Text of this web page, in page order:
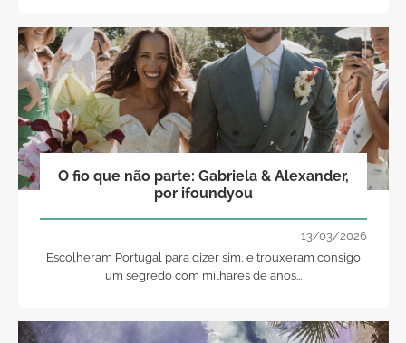
O fio que não parte: Gabriela & Alexander,
por ifoundyou
13/03/2026
Escolheram Portugal para dizer sim, e trouxeram consigo
um segredo com milhares de anos...